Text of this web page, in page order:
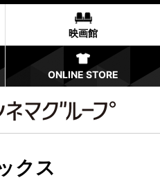
映画館
ONLINE STORE
クス